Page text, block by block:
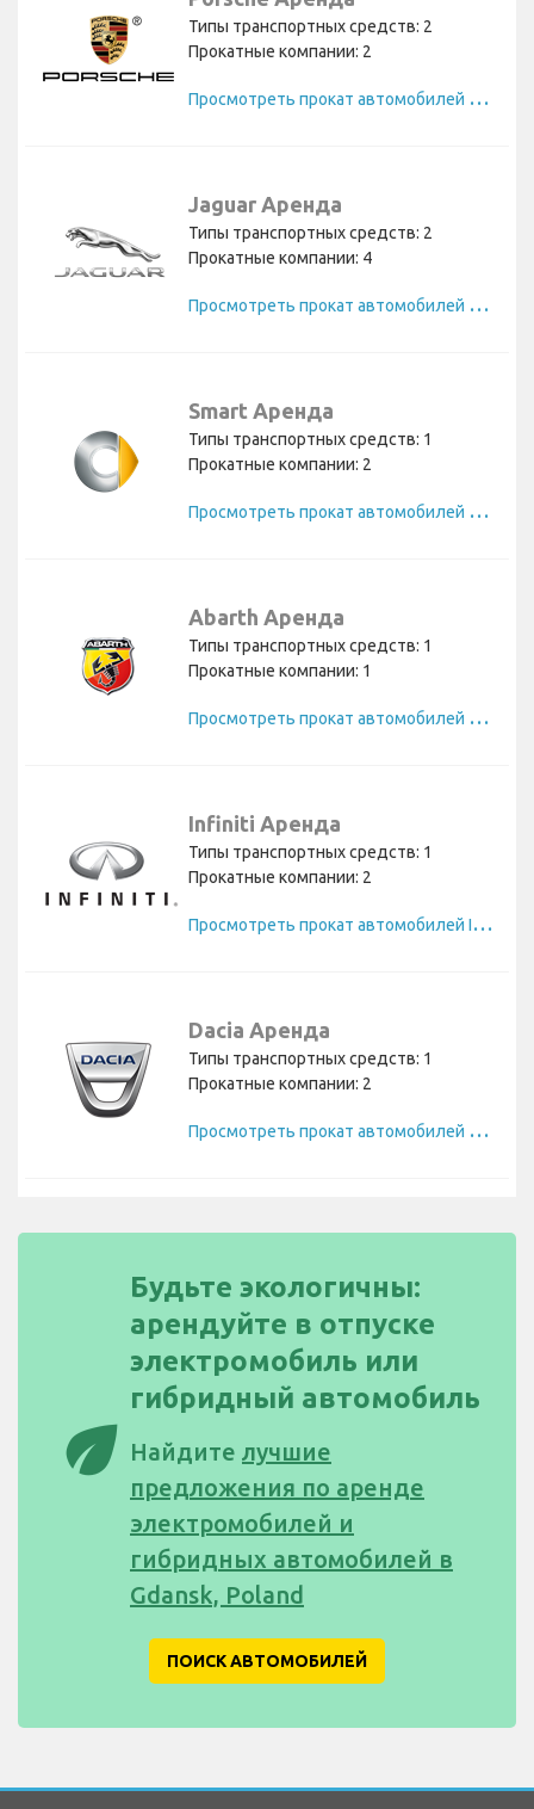
Типы транспортных средств: 2
Прокатные компании: 2
П
росмотреть прокат автомобилей Porsche
Jaguar Аренда
Типы транспортных средств: 2
Прокатные компании: 4
П
росмотреть прокат автомобилей Jaguar
Smart Аренда
Типы транспортных средств: 1
Прокатные компании: 2
П
росмотреть прокат автомобилей Smart
Abarth Аренда
Типы транспортных средств: 1
Прокатные компании: 1
П
росмотреть прокат автомобилей Abarth
Infiniti Аренда
Типы транспортных средств: 1
Прокатные компании: 2
П
росмотреть прокат автомобилей Infiniti
Dacia Аренда
Типы транспортных средств: 1
Прокатные компании: 2
П
росмотреть прокат автомобилей Dacia
eco
Будьте экологичны:
арендуйте в отпуске
электромобиль или
гибридный автомобиль
Найдите лучшие
предложения по аренде
электромобилей и
гибридных автомобилей в
Gdansk, Poland
ПОИСК АВТОМОБИЛЕЙ